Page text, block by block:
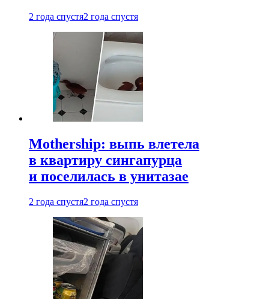
2 года спустя2 года спустя
Mothership: выпь влетела
в квартиру сингапурца
и поселилась в унитазае
2 года спустя2 года спустя